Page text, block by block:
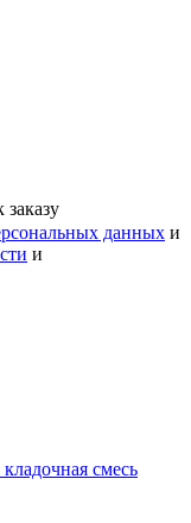
данных и
и
смесь